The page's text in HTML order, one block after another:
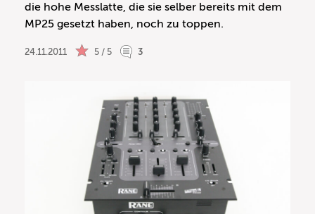
die hohe Messlatte, die sie selber bereits mit dem
MP25 gesetzt haben, noch zu toppen.
24.11.2011 5 / 5 3